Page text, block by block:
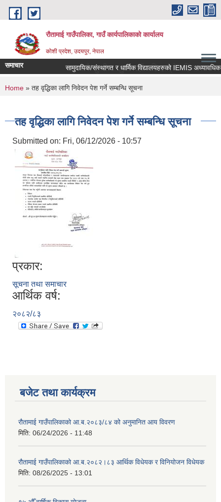
Skip to main content
रौतामाई गाउँपालिका, गाउँ कार्यपालिकाको कार्यालय
कोशी प्रदेश, उदयपुर, नेपाल
हाम्रो अभियान सबै सुखी र खुसी रहौं यहि हाम्रो पहिचान"
समाचार
You are here
Home » तह वृद्धिका लागि निवेदन पेश गर्ने सम्बन्धि सूचना
तह वृद्धिका लागि निवेदन पेश गर्ने सम्बन्धि सूचना
Submitted on: Fri, 06/12/2026 - 10:57
प्रकार:
सूचना तथा समाचार
आर्थिक वर्ष:
२०८२/८३
बजेट तथा कार्यक्रम
रौतामाई गाउँपालिकाको आ.ब.२०८३/८४ को अनुमानित आय विवरण
मिति: 06/24/2026 - 11:48
रौतामाई गाउँपालिकाको आ.ब.२०८२।८३ आर्थिक विधेयक र विनियोजन विधेयक
मिति: 08/26/2025 - 13:01